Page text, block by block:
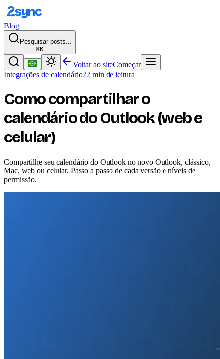
Blog
Pesquisar posts...
⌘K
Voltar ao siteComeçar
Integrações de calendário22 min de leitura
Como compartilhar o
calendário do Outlook (web e
celular)
Compartilhe seu calendário do Outlook no novo Outlook, clássico,
Mac, web ou celular. Passo a passo de cada versão e níveis de
permissão.